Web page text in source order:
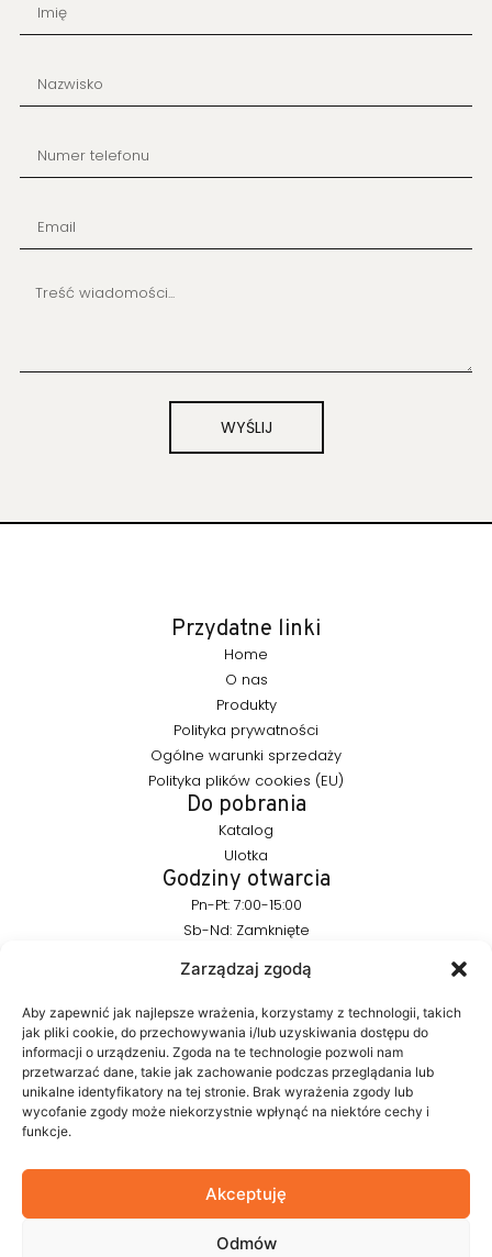
Zarządzaj zgodą
Aby zapewnić jak najlepsze wrażenia, korzystamy z technologii, takich
jak pliki cookie, do przechowywania i/lub uzyskiwania dostępu do
informacji o urządzeniu. Zgoda na te technologie pozwoli nam
przetwarzać dane, takie jak zachowanie podczas przeglądania lub
unikalne identyfikatory na tej stronie. Brak wyrażenia zgody lub
wycofanie zgody może niekorzystnie wpłynąć na niektóre cechy i
funkcje.
Akceptuję
Odmów
WYŚLIJ
FURNIKA to marka z branży oświetleniowej, specjalizująca się w
nowoczesnych rozwiązaniach LED do mebli. Tworzymy
produkty, które w subtelny sposób podkreślają formę mebla i
budują atmosferę wnętrza. W naszym portfolio znajdują się
autorskie rozwiązania projektowane z myślą o estetyce i
funkcjonalności.
Przydatne linki
Home
O nas
Produkty
Polityka prywatności
Ogólne warunki sprzedaży
Polityka plików cookies (EU)
Do pobrania
Katalog
Ulotka
Godziny otwarcia
Pn-Pt: 7:00-15:00
Sb-Nd: Zamknięte
Pozostańmy w kontakcie
info@furnika.pl
+48 (77) 544 91 28